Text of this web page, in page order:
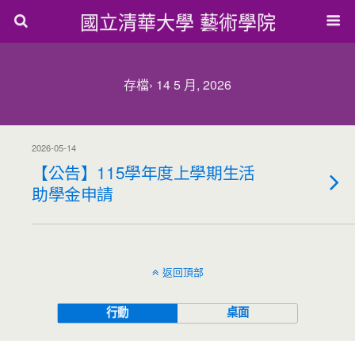
國立清華大學 藝術學院
存檔› 14 5 月, 2026
2026-05-14
【公告】115學年度上學期生活
助學金申請
返回頂部
行動 桌面